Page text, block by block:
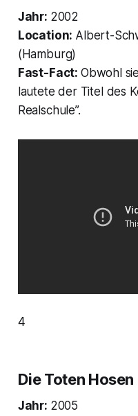
Jahr: 2002
Location: Albert-
(Hamburg)
Fast-Fact: Obwohl
lautete der Titel des
Realschule”.
4
Die Toten Hosen
Jahr: 2005